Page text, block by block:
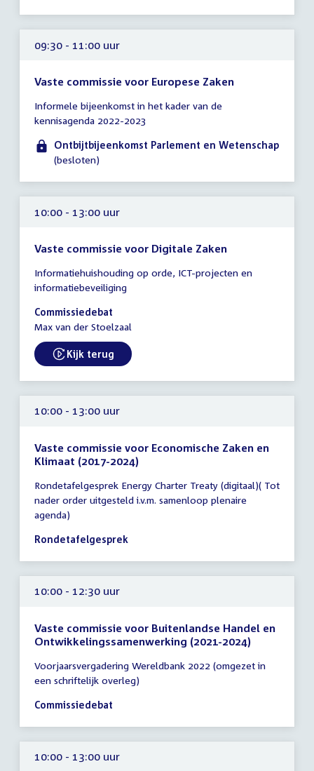
09:30 - 11:00 uur
Vaste commissie voor Europese Zaken
vergadering
09:30
11:00
Informele bijeenkomst in het kader van de
kennisagenda 2022-2023
Ontbijtbijeenkomst Parlement en Wetenschap
(besloten)
10:00 - 13:00 uur
Vaste commissie voor Digitale Zaken
vergadering
10:00
-
13:00
Informatiehuishouding op orde, ICT-projecten en
informatiebeveiliging
Commissiedebat
Max van der Stoelzaal
External link:
Kijk terug
10:00 - 13:00 uur
Vaste commissie voor Economische Zaken en
Klimaat (2017-2024)
vergadering
10:00
-
13:00
Rondetafelgesprek Energy Charter Treaty (digitaal)( Tot
nader order uitgesteld i.v.m. samenloop plenaire
agenda)
Rondetafelgesprek
10:00 - 12:30 uur
Vaste commissie voor Buitenlandse Handel en
Ontwikkelingssamenwerking (2021-2024)
vergadering
10:00
-
uur
Voorjaarsvergadering Wereldbank 2022 (omgezet in
een schriftelijk overleg)
Commissiedebat
10:00 - 13:00 uur